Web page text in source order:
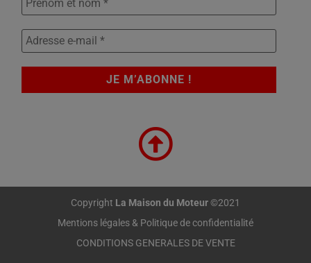
Copyright La Maison du Moteur©2021
Mentions légales & Politique de confidentialité
CONDITIONS GENERALES DE VENTE